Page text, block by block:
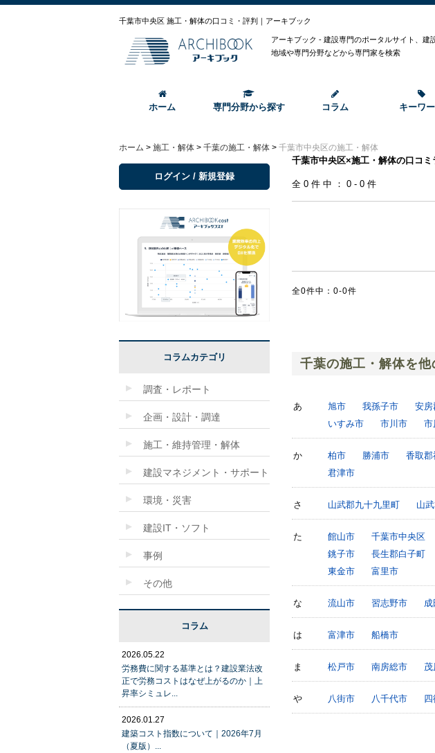
千葉市中央区 施工・解体の口コミ・評判｜アーキブック
アーキブック - 建設専門のポータルサイト、建
地域や専門分野などから専門家を検索
ホーム 専門分野から探す コラム キーワ
ホーム > 施工・解体 > 千葉の施工・解体 > 千葉市中央区の施工・解体
千葉市中央区×施工・解体の口コミ
全0件中：0-0件
全0件中：0-0件
千葉の施工・解体を
あ 旭市 我孫子市 安房
いすみ市
市川市 市
か 柏市 勝浦市 香取郡
君津市
さ 山武郡九十九里町 山
た 館山市 千葉市中央区
銚子市
長生郡白子町
東金市
富里市
な 流山市 習志野市 成
は 富津市 船橋市
ま 松戸市 南房総市 茂
や 八街市 八千代市
ログイン / 新規登録
コラムカテゴリ
調査・レポート
企画・設計・調達
施工・維持管理・解体
建設マネジメント・サポート
環境・災害
建設IT・ソフト
事例
その他
コラム
2026.05.22
労務費に関する基準とは？建設業法改
正で労務コストはなぜ上がるのか｜上
昇率シミュレ...
2026.01.27
建築コスト指数について｜2026年7月
（夏版）...